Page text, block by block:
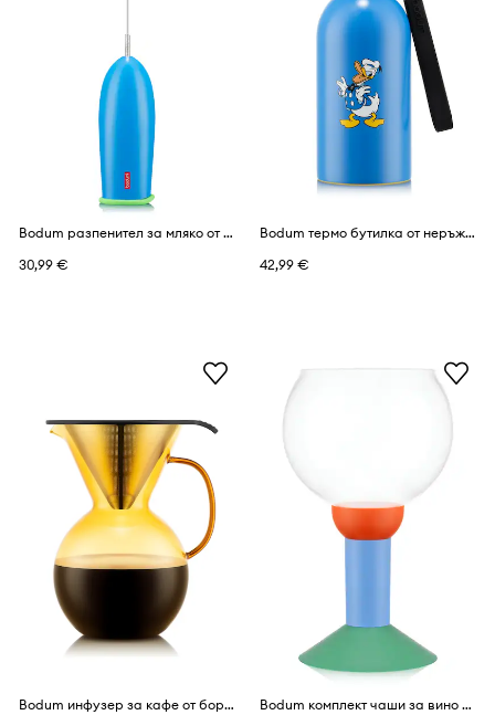
Bodum разпенител за мляко от пластмаса MoMA
30,99 €
Bodum термо бутилка от неръждаема стомана Melior Disney-Mickey 0,3 l
42,99 €
Bodum инфузер за кафе от боросиликатно стъкло 10,6 x 20,6 x 17,8 cm
Bodum комплект чаши за вино от стъкло 0,35 l